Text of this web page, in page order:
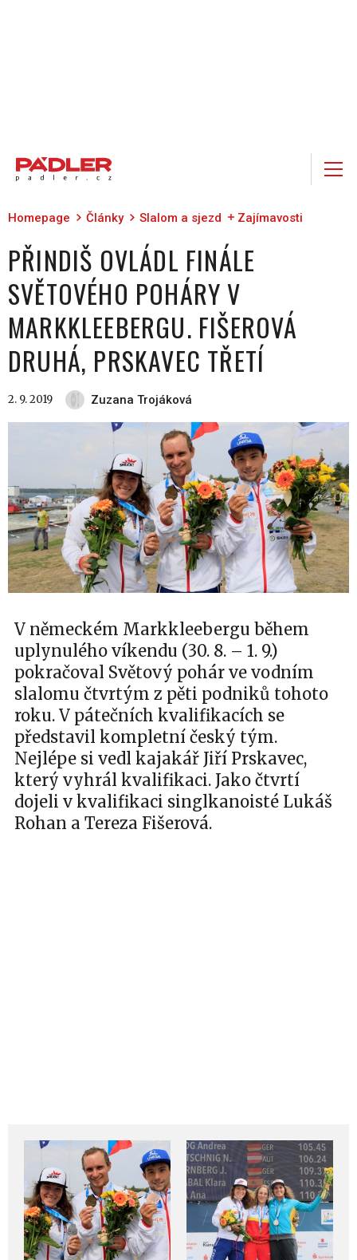
Homepage Články Slalom a sjezd Zajímavosti
PŘINDIŠ OVLÁDL FINÁLE
SVĚTOVÉHO POHÁRY V
MARKKLEEBERGU. FIŠEROVÁ
DRUHÁ, PRSKAVEC TŘETÍ
2. 9. 2019 Zuzana Trojáková
V německém Markkleebergu během
uplynulého víkendu (30. 8. – 1. 9.)
pokračoval Světový pohár ve vodním
slalomu čtvrtým z pěti podniků tohoto
roku. V pátečních kvalifikacích se
představil kompletní český tým.
Nejlépe si vedl kajakář Jiří Prskavec,
který vyhrál kvalifikaci. Jako čtvrtí
dojeli v kvalifikaci singlkanoisté Lukáš
Rohan a Tereza Fišerová.